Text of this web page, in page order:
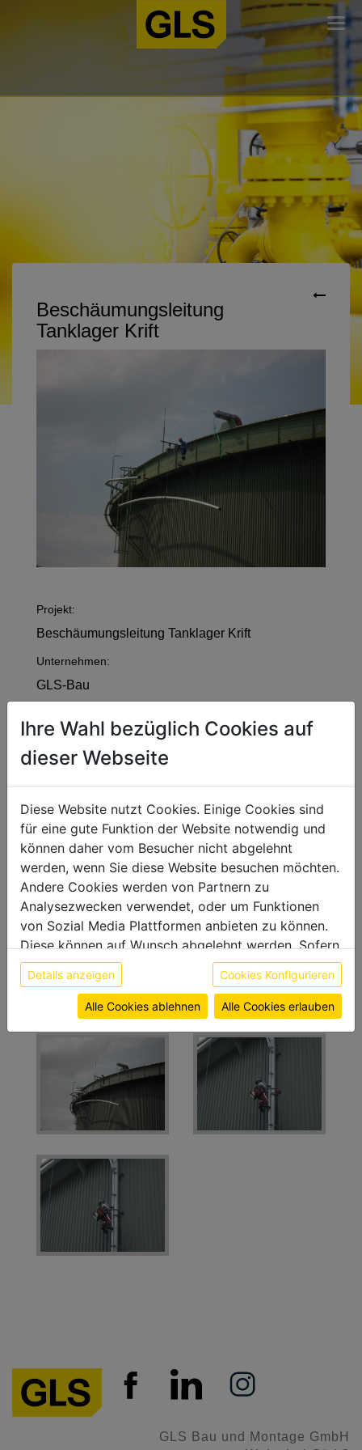
Beschäumungsleitung
Tanklager Krift
Projekt:
Beschäumungsleitung Tanklager Krift
Unternehmen:
GLS-Bau
Industrieanlagenbau
Planung, Fertigung und Lieferung einer
Beschäumungsleitung aus Edelstahl DN150 für
das Tanklager Krift. Ausgerüstet wurden in 2
Bauabschnitten die Tanks 101 und 104.
GLS Bau und Montage GmbH
Ihre Wahl bezüglich Cookies auf
dieser Webseite
Diese Website nutzt Cookies. Einige Cookies sind
für eine gute Funktion der Website notwendig und
können daher vom Besucher nicht abgelehnt
werden, wenn Sie diese Website besuchen möchten.
Andere Cookies werden von Partnern zu
Analysezwecken verwendet, oder um Funktionen
von Sozial Media Plattformen anbieten zu können.
Diese können auf Wunsch abgelehnt werden. Sofern
sie unsere Webseite weiter nutzen, geben Sie
Einwilligung zu unseren Cookies.
Weitere Informationen finden sie in unserer
Datenschutzerklärungbzw. im Impressum
Details anzeigen Cookies Konfigurieren
Alle Cookies ablehnen Alle Cookies erlauben